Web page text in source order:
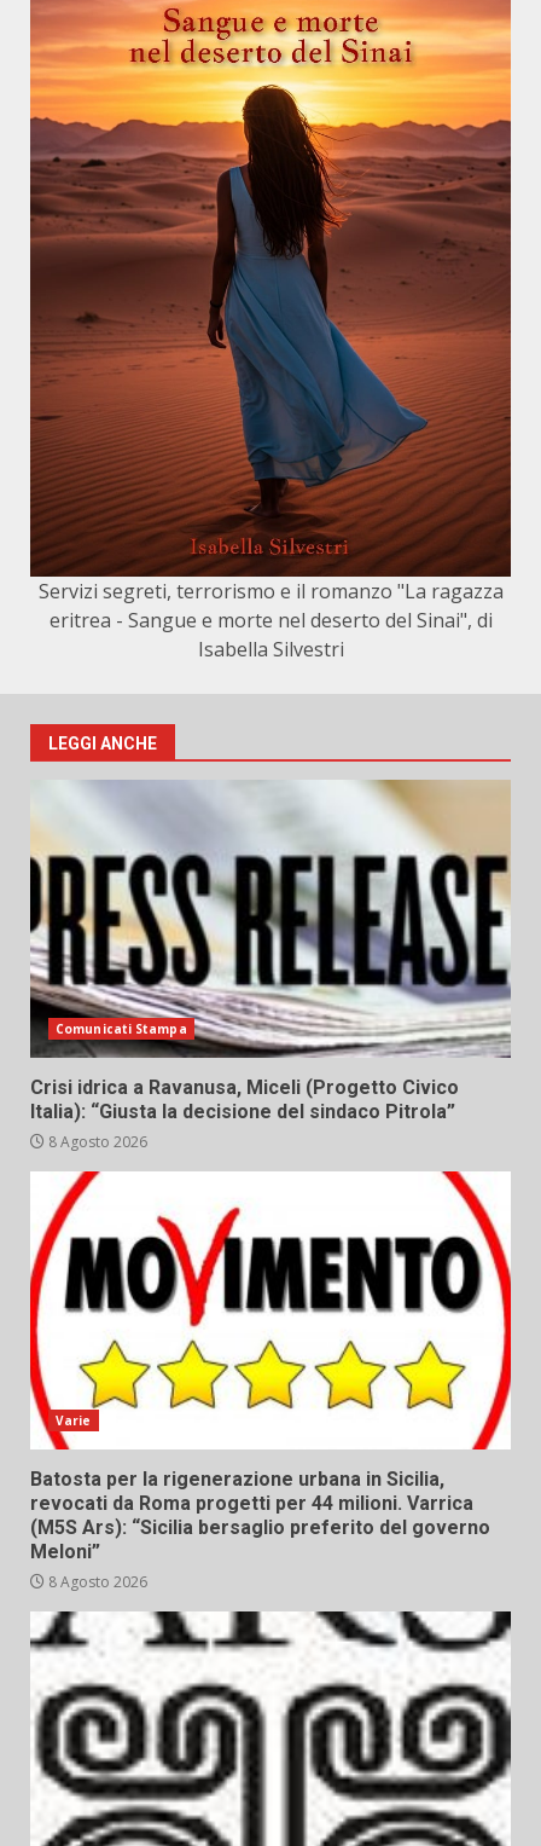
Servizi segreti, terrorismo e il romanzo "La ragazza
eritrea - Sangue e morte nel deserto del Sinai", di
Isabella Silvestri
LEGGI ANCHE
Comunicati Stampa
Crisi idrica a Ravanusa, Miceli (Progetto Civico
Italia): “Giusta la decisione del sindaco Pitrola”
8 Agosto 2026
Varie
Batosta per la rigenerazione urbana in Sicilia,
revocati da Roma progetti per 44 milioni. Varrica
(M5S Ars): “Sicilia bersaglio preferito del governo
Meloni”
8 Agosto 2026